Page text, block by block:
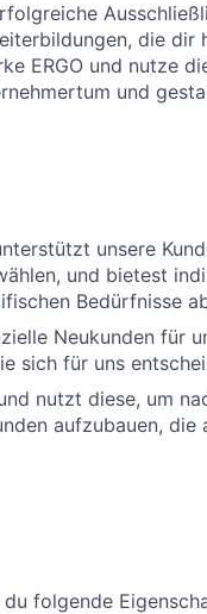
die dir
ERGO und nutze
und
unsere
und bietest
Bedürfnisse
Neukunden für
sich für uns
nutzt diese, um
aufzubauen, die
folgende